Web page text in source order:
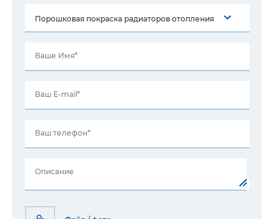
Ваше Имя*
Ваш E-mail*
Ваш телефон*
Описание